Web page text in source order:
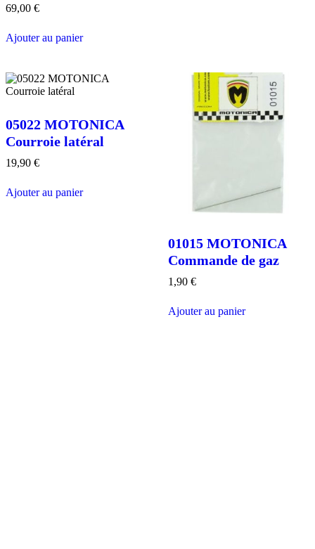
69,00 €
Ajouter au panier
05022 MOTONICA
Courroie latéral
19,90 €
Ajouter au panier
01015 MOTONICA
Commande de gaz
1,90 €
Ajouter au panier